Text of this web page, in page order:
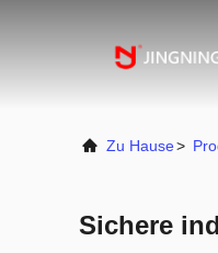
Zu Hause>
Sichere